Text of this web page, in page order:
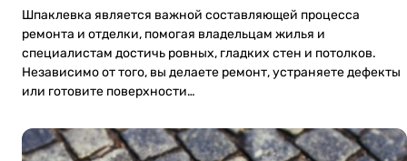
Шпаклевка является важной составляющей процесса
ремонта и отделки, помогая владельцам жилья и
специалистам достичь ровных, гладких стен и потолков.
Независимо от того, вы делаете ремонт, устраняете дефекты
или готовите поверхности…